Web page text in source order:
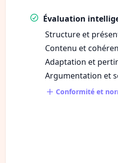
Évaluation
Structure et
Contenu et
Adaptation et
Argumentation et
Conformité et